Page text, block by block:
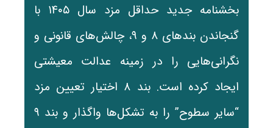
بخشنامه جدید حداقل مزد سال ۱۴۰۵ با
گنجاندن بندهای ۸ و ۹، چالش‌های قانونی و
نگرانی‌هایی را در زمینه عدالت معیشتی
ایجاد کرده است. بند ۸ اختیار تعیین مزد
“سایر سطوح” را به تشکل‌ها واگذار و بند ۹